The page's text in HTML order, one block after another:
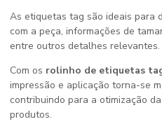
As etiquetas tag são ideais para
com a peça, informações de
entre outros detalhes relevantes.
Com os rolinho de etiquetas
impressão e aplicação torna-se
contribuindo para a otimização
produtos.